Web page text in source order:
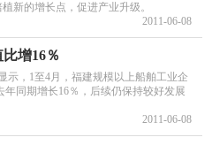
新的增长点，促进产业升级。
2011-06-08
增16％
示，1至4月，福建规模以上船舶工业企
年同期增长16％，后续仍保持较好发展
2011-06-08